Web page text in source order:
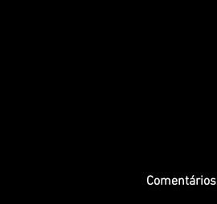
Comentários